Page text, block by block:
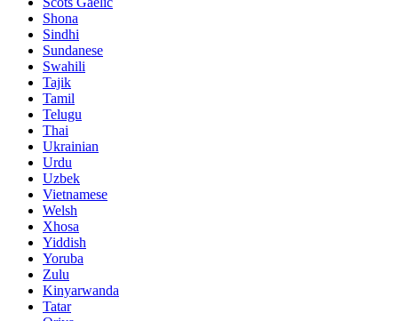
Shona
Sindhi
Sundanese
Swahili
Tajik
Tamil
Telugu
Thai
Ukrainian
Urdu
Uzbek
Vietnamese
Welsh
Xhosa
Yiddish
Yoruba
Zulu
Kinyarwanda
Tatar